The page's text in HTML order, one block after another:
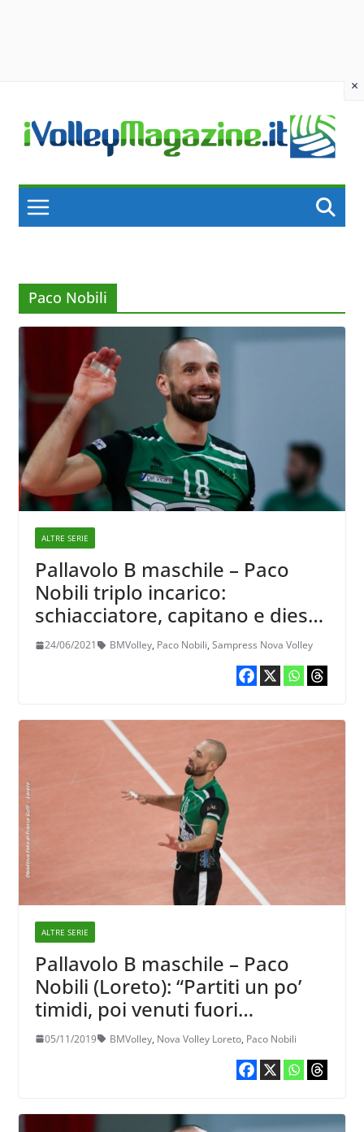
×
content
Paco Nobili
ALTRE SERIE
Pallavolo B maschile – Paco
Nobili triplo incarico:
schiacciatore, capitano e diesse
a Loreto
24/06/2021 BMVolley, Paco Nobili, Sampress Nova Volley
ALTRE SERIE
Pallavolo B maschile – Paco
Nobili (Loreto): “Partiti un po’
timidi, poi venuti fuori
benissimo”
05/11/2019 BMVolley, Nova Volley Loreto, Paco Nobili